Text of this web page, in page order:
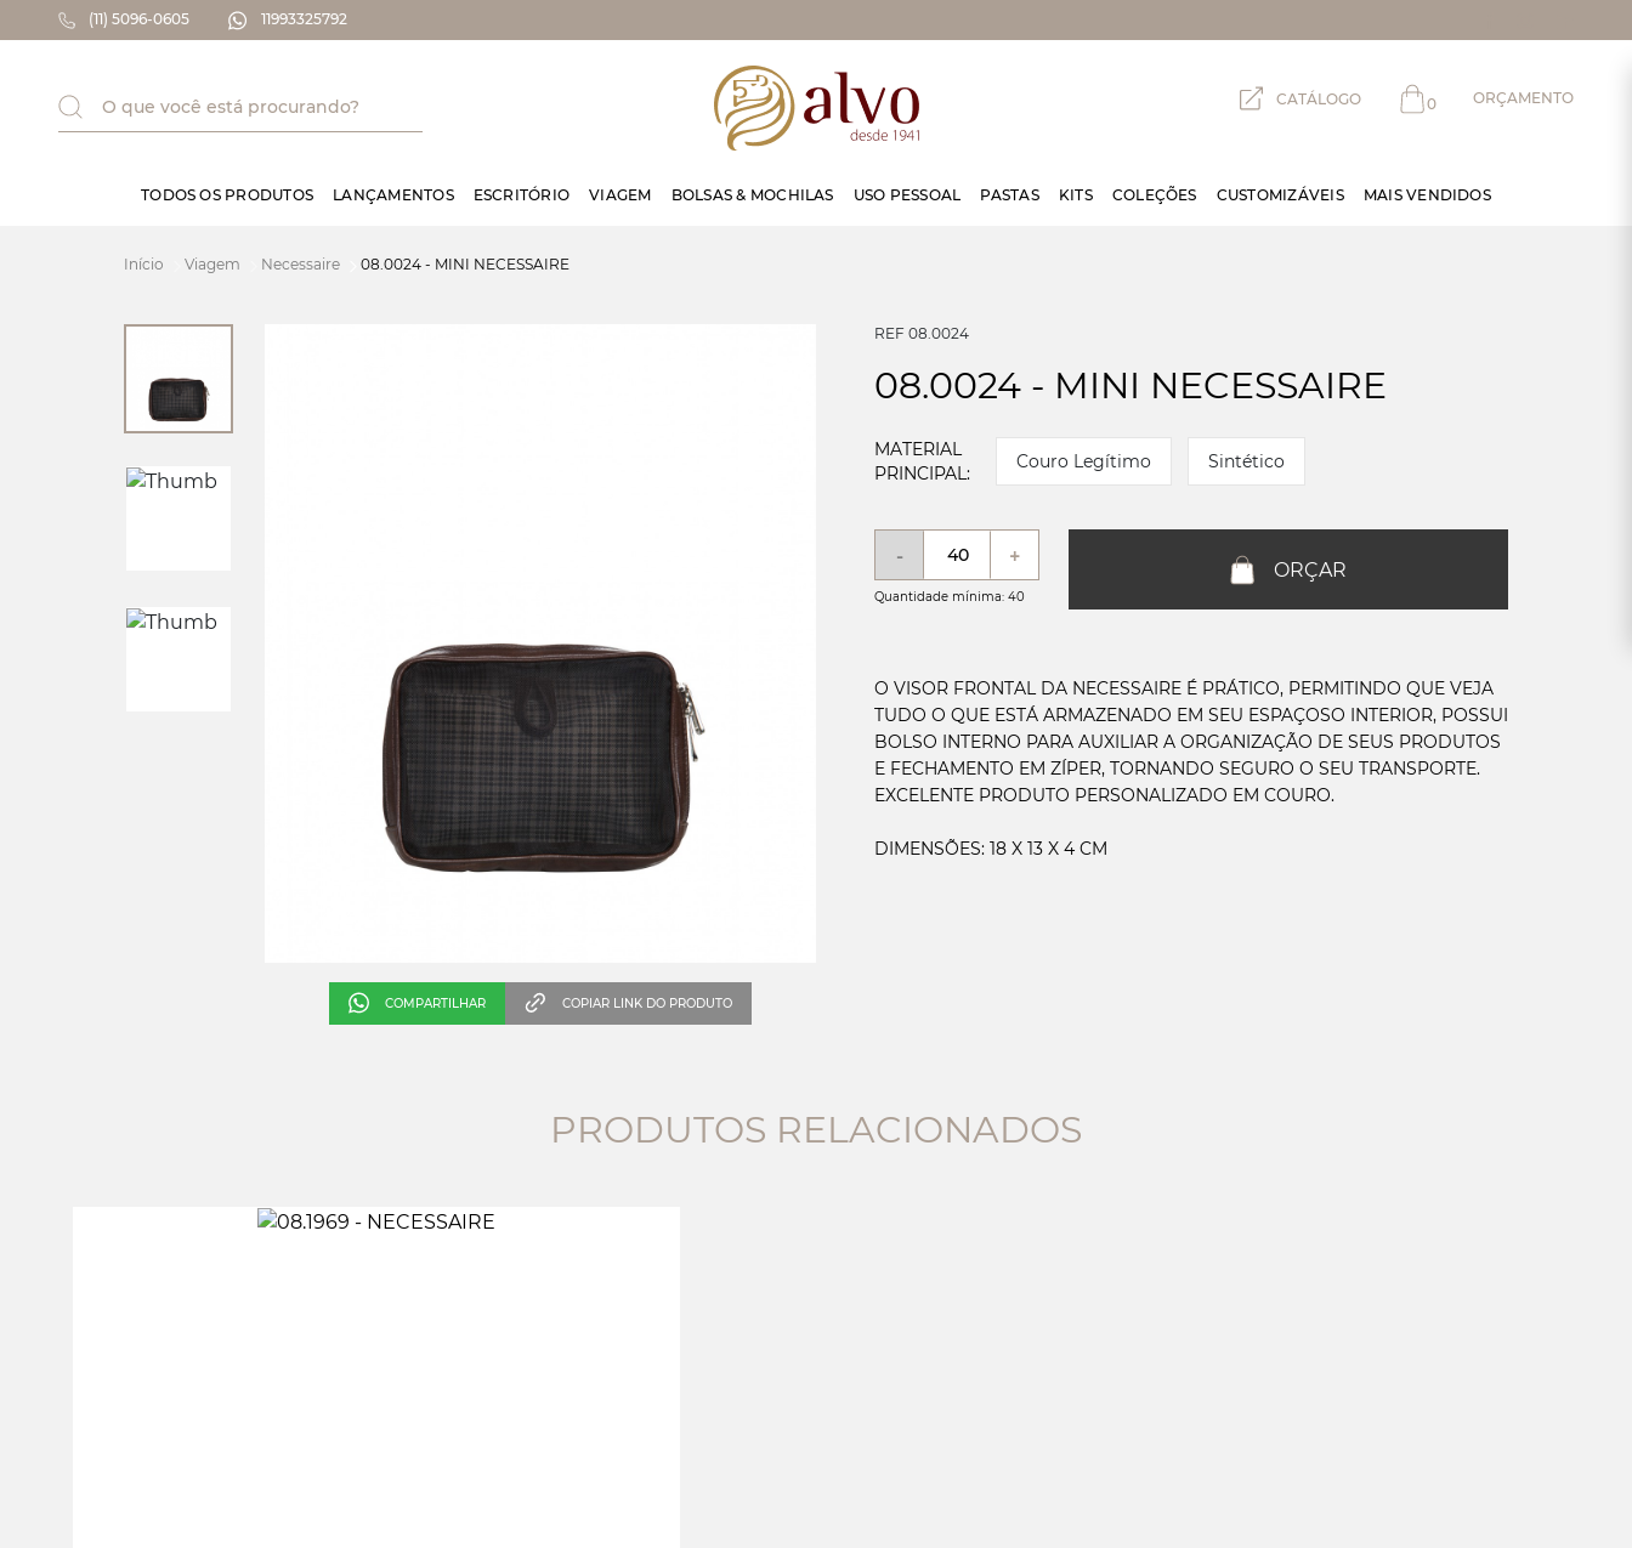
(11) 5096-0605 11993325792
CATÁLOGO 0 ORÇAMENTO
TODOS OS PRODUTOS LANÇAMENTOS ESCRITÓRIO VIAGEM BOLSAS & MOCHILAS USO PESSOAL PASTAS KITS COLEÇÕES CUSTOMIZÁVEIS MAIS VENDIDOS
Início Viagem Necessaire 08.0024 - MINI NECESSAIRE
COMPARTILHAR COPIAR LINK DO PRODUTO
REF 08.0024
08.0024 - MINI NECESSAIRE
MATERIAL
PRINCIPAL:
Couro Legítimo Sintético
- +
Quantidade mínima: 40
ORÇAR
O VISOR FRONTAL DA NECESSAIRE É PRÁTICO, PERMITINDO QUE VEJA
TUDO O QUE ESTÁ ARMAZENADO EM SEU ESPAÇOSO INTERIOR, POSSUI
BOLSO INTERNO PARA AUXILIAR A ORGANIZAÇÃO DE SEUS PRODUTOS
E FECHAMENTO EM ZÍPER, TORNANDO SEGURO O SEU TRANSPORTE.
EXCELENTE PRODUTO PERSONALIZADO EM COURO.
PRODUTOS RELACIONADOS